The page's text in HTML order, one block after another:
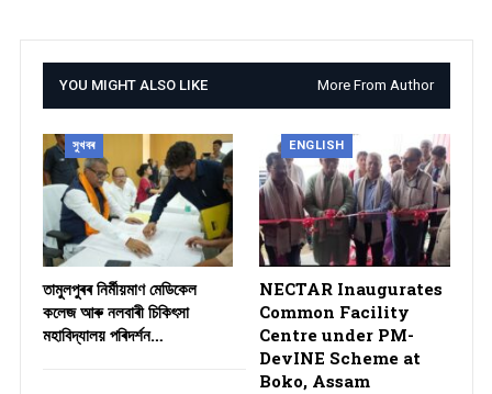
YOU MIGHT ALSO LIKE More From Author
সুখবৰ
তামুলপুৰৰ নিৰ্মীয়মাণ মেডিকেল
কলেজ আৰু নলবাৰী চিকিৎসা
মহাবিদ্যালয় পৰিদৰ্শন…
ENGLISH
NECTAR Inaugurates
Common Facility
Centre under PM-
DevINE Scheme at
Boko, Assam